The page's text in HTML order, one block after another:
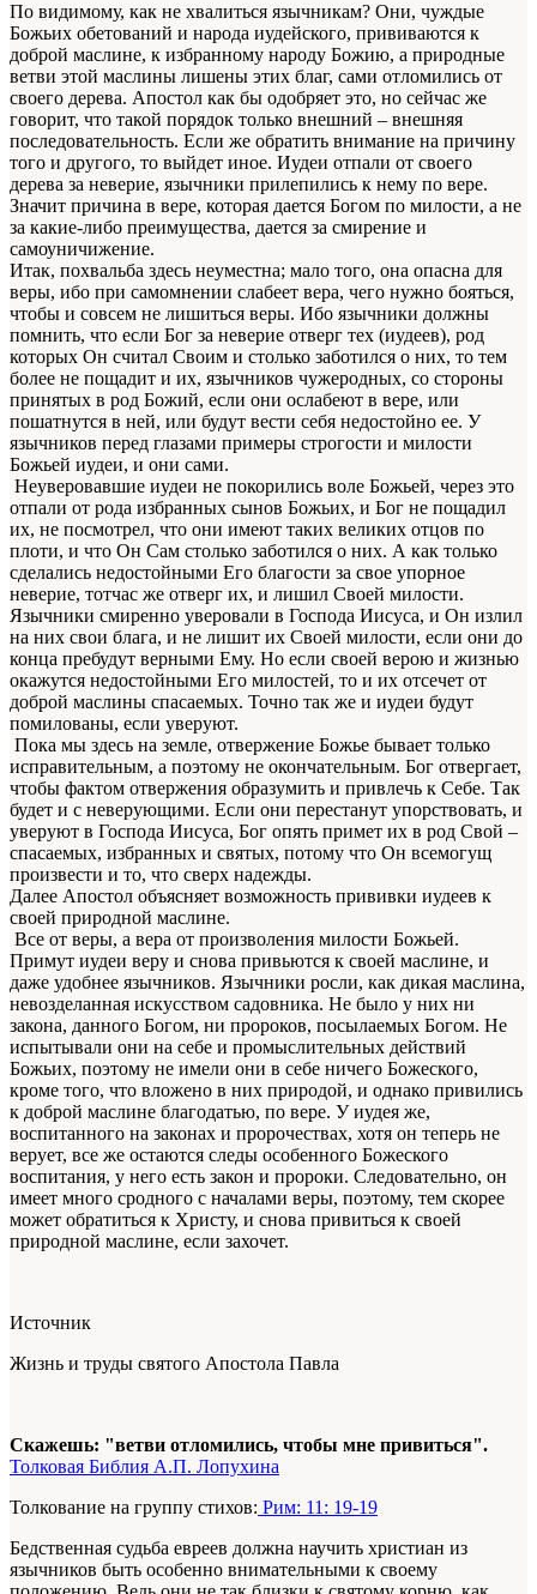
По видимому, как не хвалиться язычникам? Они, чуждые
Божьих обетований и народа иудейского, прививаются к
доброй маслине, к избранному народу Божию, а природные
ветви этой маслины лишены этих благ, сами отломились от
своего дерева. Апостол как бы одобряет это, но сейчас же
говорит, что такой порядок только внешний – внешняя
последовательность. Если же обратить внимание на причину
того и другого, то выйдет иное. Иудеи отпали от своего
дерева за неверие, язычники прилепились к нему по вере.
Значит причина в вере, которая дается Богом по милости, а не
за какие-либо преимущества, дается за смирение и
самоуничижение.
Итак, похвальба здесь неуместна; мало того, она опасна для
веры, ибо при самомнении слабеет вера, чего нужно бояться,
чтобы и совсем не лишиться веры. Ибо язычники должны
помнить, что если Бог за неверие отверг тех (иудеев), род
которых Он считал Своим и столько заботился о них, то тем
более не пощадит и их, язычников чужеродных, со стороны
принятых в род Божий, если они ослабеют в вере, или
пошатнутся в ней, или будут вести себя недостойно ее. У
язычников перед глазами примеры строгости и милости
Божьей иудеи, и они сами.
Неуверовавшие иудеи не покорились воле Божьей, через это
отпали от рода избранных сынов Божьих, и Бог не пощадил
их, не посмотрел, что они имеют таких великих отцов по
плоти, и что Он Сам столько заботился о них. А как только
сделались недостойными Его благости за свое упорное
неверие, тотчас же отверг их, и лишил Своей милости.
Язычники смиренно уверовали в Господа Иисуса, и Он излил
на них свои блага, и не лишит их Своей милости, если они до
конца пребудут верными Ему. Но если своей верою и жизнью
окажутся недостойными Его милостей, то и их отсечет от
доброй маслины спасаемых. Точно так же и иудеи будут
помилованы, если уверуют.
Пока мы здесь на земле, отвержение Божье бывает только
исправительным, а поэтому не окончательным. Бог отвергает,
чтобы фактом отвержения образумить и привлечь к Себе. Так
будет и с неверующими. Если они перестанут упорствовать, и
уверуют в Господа Иисуса, Бог опять примет их в род Свой –
спасаемых, избранных и святых, потому что Он всемогущ
произвести и то, что сверх надежды.
Далее Апостол объясняет возможность прививки иудеев к
своей природной маслине.
Все от веры, а вера от произволения милости Божьей.
Примут иудеи веру и снова привьются к своей маслине, и
даже удобнее язычников. Язычники росли, как дикая маслина,
невозделанная искусством садовника. Не было у них ни
закона, данного Богом, ни пророков, посылаемых Богом. Не
испытывали они на себе и промыслительных действий
Божьих, поэтому не имели они в себе ничего Божеского,
кроме того, что вложено в них природой, и однако привились
к доброй маслине благодатью, по вере. У иудея же,
воспитанного на законах и пророчествах, хотя он теперь не
верует, все же остаются следы особенного Божеского
воспитания, у него есть закон и пророки. Следовательно, он
имеет много сродного с началами веры, поэтому, тем скорее
может обратиться к Христу, и снова привиться к своей
природной маслине, если захочет.
Источник
Жизнь и труды святого Апостола Павла
Скажешь: "ветви отломились, чтобы мне привиться".
Толковая Библия А.П. Лопухина
Толкование на группу стихов: Рим: 11: 19-19
Бедственная судьба евреев должна научить христиан из
язычников быть особенно внимательными к своему